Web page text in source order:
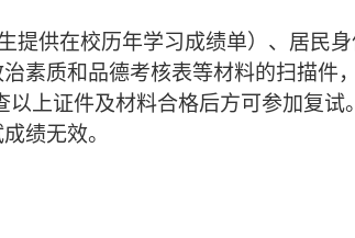
提供在校历年学习成绩单）、居民
素质和品德考核表等材料的扫描件
以上证件及材料合格后方可参加复试
绩无效。